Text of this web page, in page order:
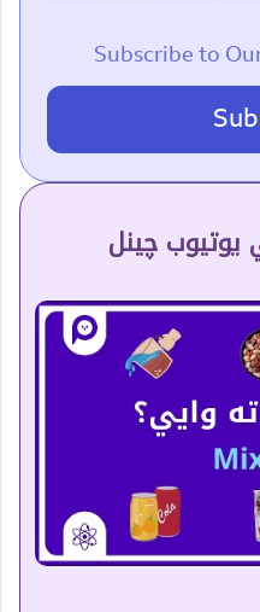
Subscribe to
یوتیوب چینل